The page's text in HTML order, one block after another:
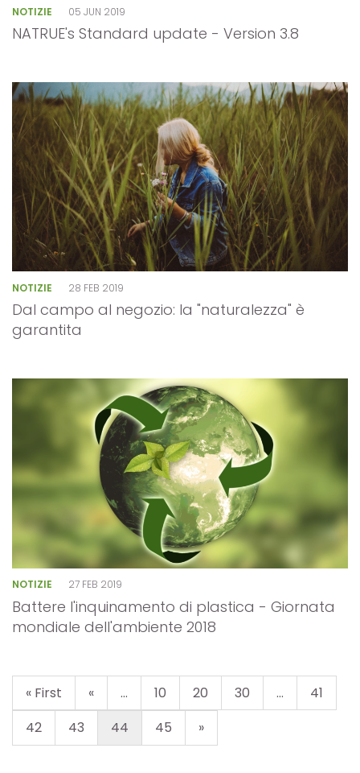
NOTIZIE 05 JUN 2019
NATRUE's Standard update - Version 3.8
NOTIZIE 28 FEB 2019
Dal campo al negozio: la "naturalezza" è
garantita
NOTIZIE 27 FEB 2019
Battere l'inquinamento di plastica - Giornata
mondiale dell'ambiente 2018
« First « ... 10 20 30 ...
41
42
43 44 45 »